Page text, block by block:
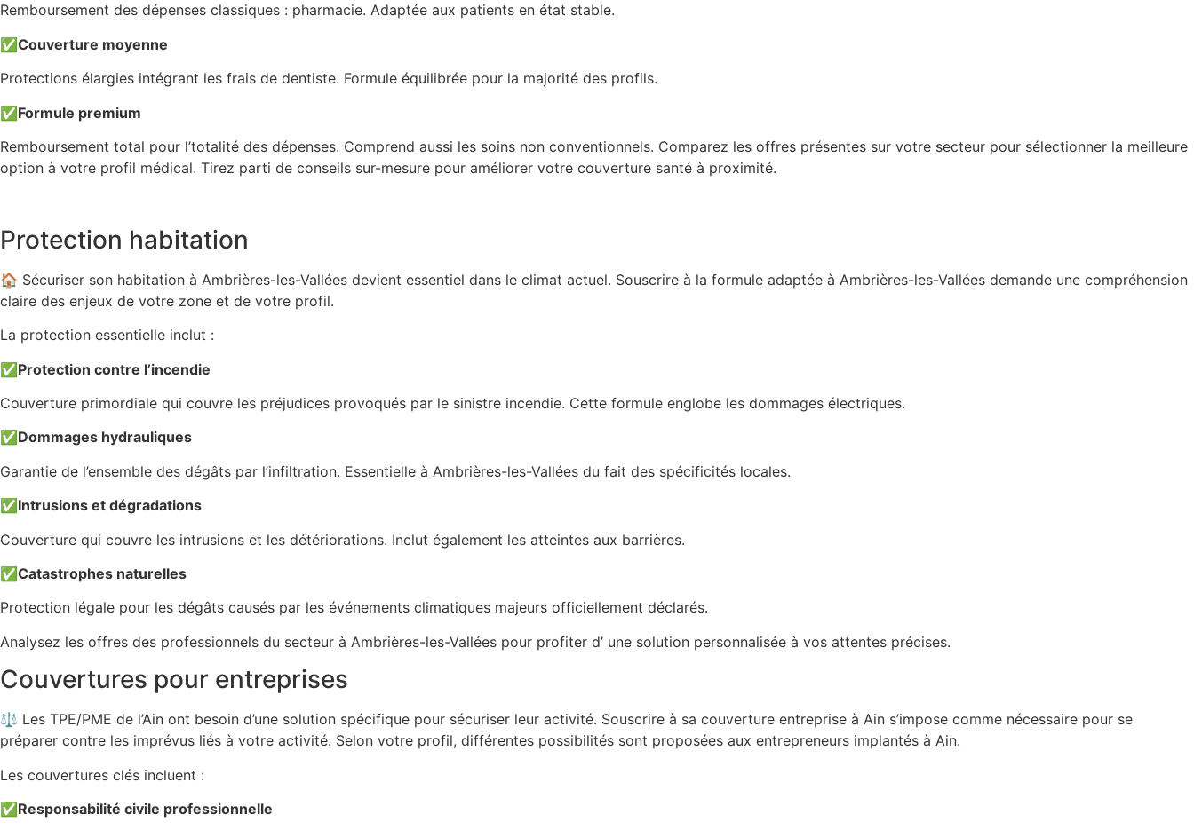
Remboursement des dépenses classiques : pharmacie. Adaptée aux patients en état stable.
✅Couverture moyenne
Protections élargies intégrant les frais de dentiste. Formule équilibrée pour la majorité des profils.
✅Formule premium
Remboursement total pour l’totalité des dépenses. Comprend aussi les soins non conventionnels. Comparez les offres présentes sur votre secteur pour sélectionner la meilleure
option à votre profil médical. Tirez parti de conseils sur-mesure pour améliorer votre couverture santé à proximité.
Protection habitation
🏠 Sécuriser son habitation à Ambrières-les-Vallées devient essentiel dans le climat actuel. Souscrire à la formule adaptée à Ambrières-les-Vallées demande une compréhension
claire des enjeux de votre zone et de votre profil.
La protection essentielle inclut :
✅Protection contre l’incendie
Couverture primordiale qui couvre les préjudices provoqués par le sinistre incendie. Cette formule englobe les dommages électriques.
✅ Dommages hydrauliques
Garantie de l’ensemble des dégâts par l’infiltration. Essentielle à Ambrières-les-Vallées du fait des spécificités locales.
✅ Intrusions et dégradations
Couverture qui couvre les intrusions et les détériorations. Inclut également les atteintes aux barrières.
✅Catastrophes naturelles
Protection légale pour les dégâts causés par les événements climatiques majeurs officiellement déclarés.
Analysez les offres des professionnels du secteur à Ambrières-les-Vallées pour profiter d’ une solution personnalisée à vos attentes précises.
Couvertures pour entreprises
⚖️ Les TPE/PME de l’Ain ont besoin d’une solution spécifique pour sécuriser leur activité. Souscrire à sa couverture entreprise à Ain s’impose comme nécessaire pour se
préparer contre les imprévus liés à votre activité. Selon votre profil, différentes possibilités sont proposées aux entrepreneurs implantés à Ain.
Les couvertures clés incluent :
✅Responsabilité civile professionnelle